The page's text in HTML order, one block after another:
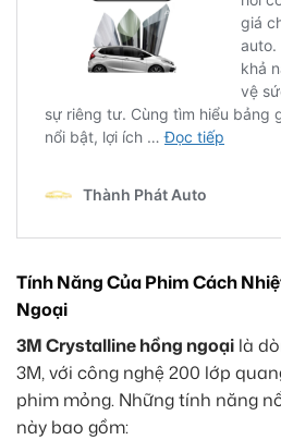
Tính Năng Của Phim Cách
Ngoại
3M Crystalline hồng ngoại là
3M, với công nghệ 200 lớp
phim mỏng. Những tính năng
này bao gồm: